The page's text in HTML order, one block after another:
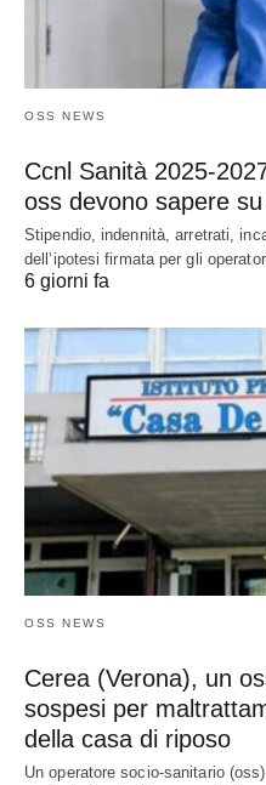
OSS NEWS
Ccnl Sanità 2025-
oss devono sapere
Stipendio, indennità, arretrati,
dell’ipotesi firmata per gli
6 giorni fa
OSS NEWS
Cerea (Verona), un
sospesi per
della casa di riposo
Un operatore socio-sanitario